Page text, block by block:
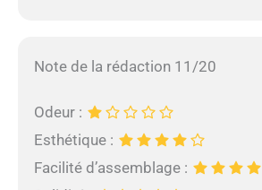
Note de la rédaction 11/20
Odeur :
Esthétique :
Facilité d’assemblage :